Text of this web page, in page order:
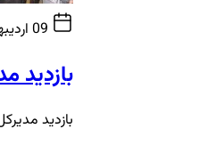
09 اردیبهشت 1404
بازدید
بازدید